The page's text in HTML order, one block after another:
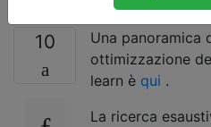
10
Una panoramica
ottimizzazione
learn è qui .
La ricerca